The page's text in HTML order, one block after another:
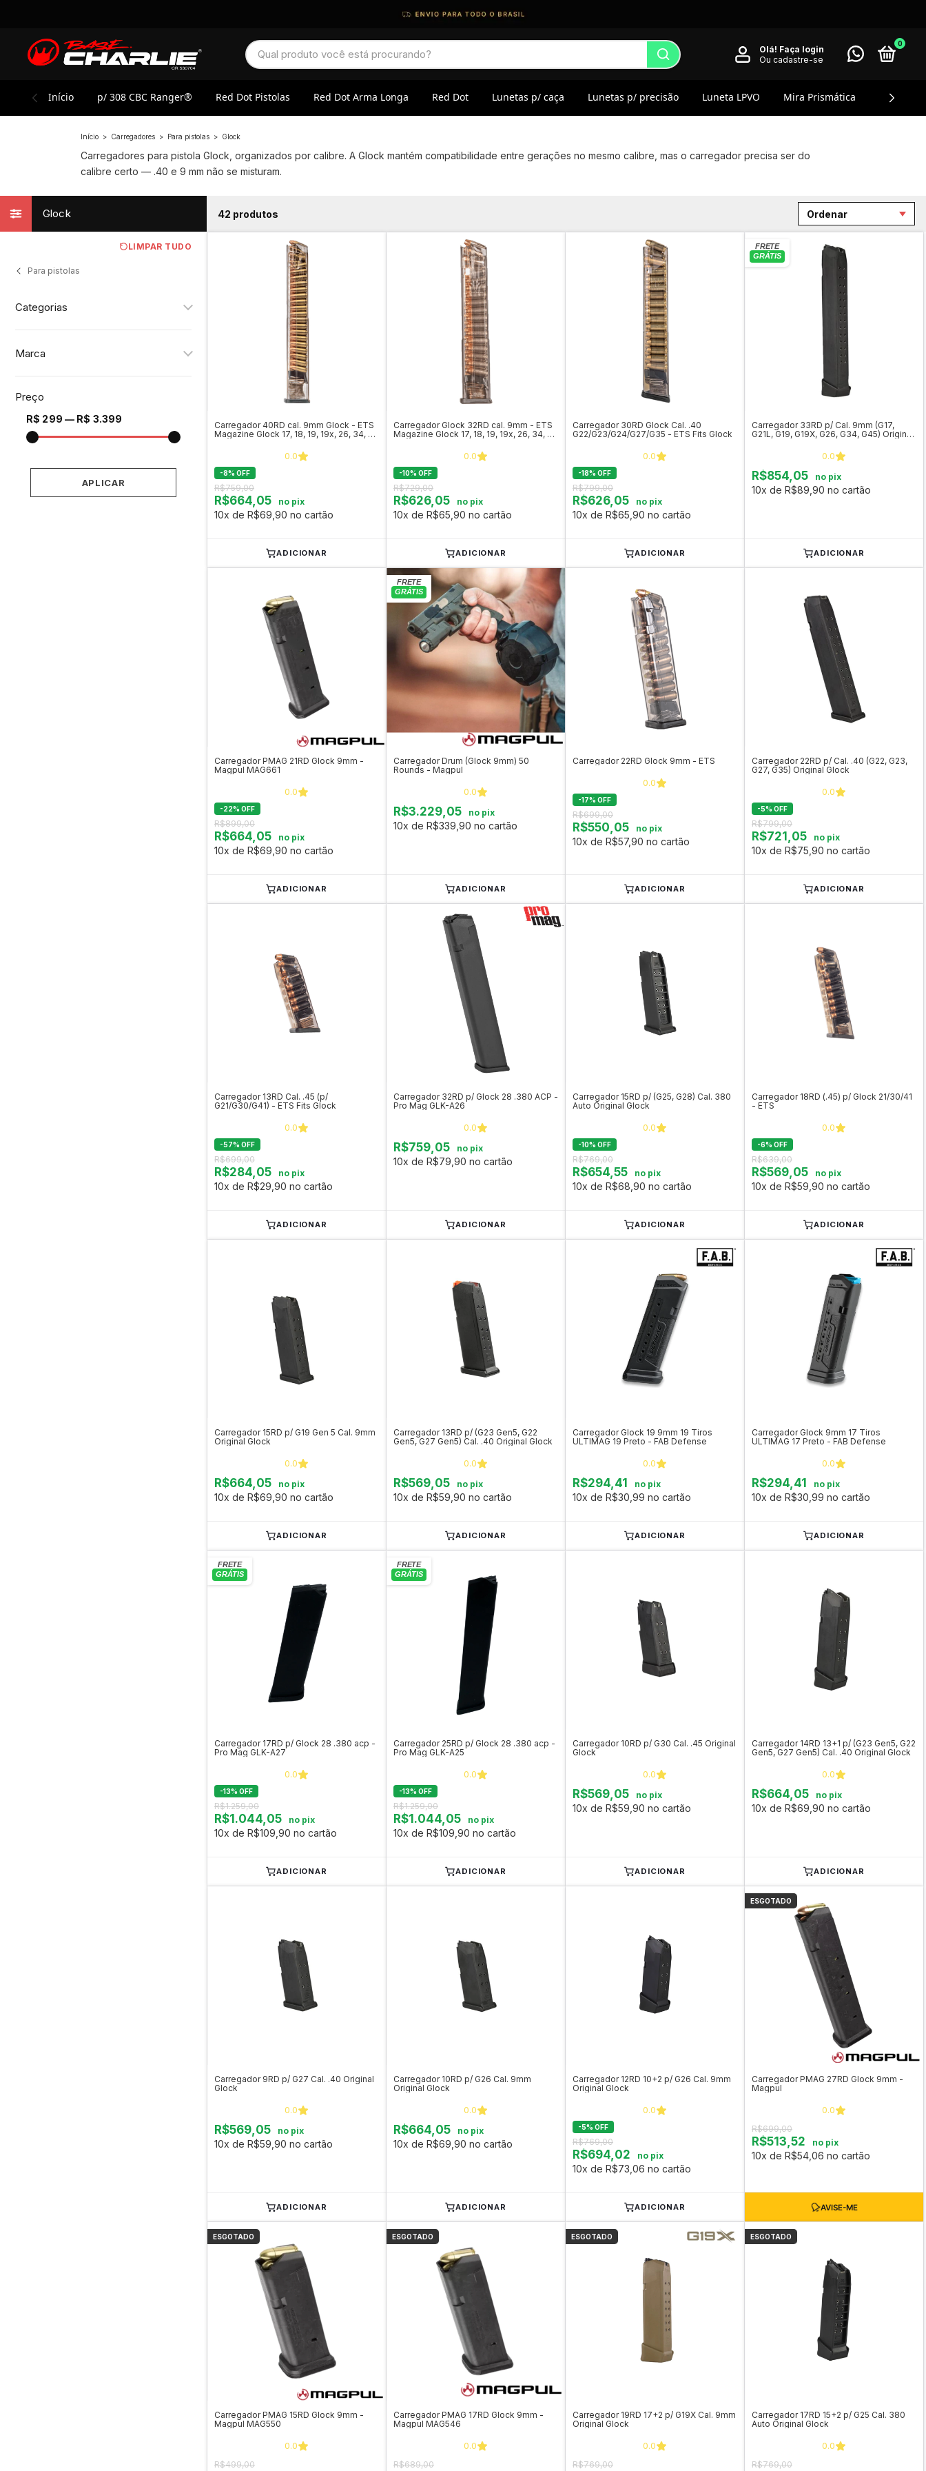
Olá! Faça login
Ou cadastre-se
0
Início p/ 308 CBC Ranger® Red Dot Pistolas Red Dot Arma Longa Red Dot Lunetas p/ caça Lunetas p/ precisão Luneta LPVO Mira Prismática Magnifier
Início > Carregadores > Para pistolas > Glock
Carregadores para pistola Glock, organizados por calibre. A Glock mantém compatibilidade entre gerações no mesmo calibre, mas o carregador precisa ser do
calibre certo — .40 e 9 mm não se misturam.
Glock
LIMPAR TUDO
Para pistolas
Categorias
Marca
Preço
R$ 299 — R$ 3.399
APLICAR
42 produtos Ordenar
Carregador 40RD cal. 9mm Glock - ETS
Magazine Glock 17, 18, 19, 19x, 26, 34, 45
0.0
-8% OFF
R$759,00
R$664,05 no pix
10x de R$69,90 no cartão
ADICIONAR
Carregador Glock 32RD cal. 9mm - ETS
Magazine Glock 17, 18, 19, 19x, 26, 34, 45
0.0
-10% OFF
R$729,00
R$626,05 no pix
10x de R$65,90 no cartão
ADICIONAR
Carregador 30RD Glock Cal. .40
G22/G23/G24/G27/G35 - ETS Fits Glock
0.0
-18% OFF
R$799,00
R$626,05 no pix
10x de R$65,90 no cartão
ADICIONAR
Carregador 33RD p/ Cal. 9mm (G17,
G21L, G19, G19X, G26, G34, G45) Original
0.0
R$854,05 no pix
10x de R$89,90 no cartão
ADICIONAR
Carregador PMAG 21RD Glock 9mm -
Magpul MAG661
0.0
-22% OFF
R$899,00
R$664,05 no pix
10x de R$69,90 no cartão
ADICIONAR
Carregador Drum (Glock 9mm) 50
Rounds - Magpul
0.0
R$3.229,05 no pix
10x de R$339,90 no cartão
ADICIONAR
Carregador 22RD Glock 9mm - ETS
0.0
-17% OFF
R$699,00
R$550,05 no pix
10x de R$57,90 no cartão
ADICIONAR
Carregador 22RD p/ Cal. .40 (G22, G23,
G27, G35) Original Glock
0.0
-5% OFF
R$799,00
R$721,05 no pix
10x de R$75,90 no cartão
ADICIONAR
Carregador 13RD Cal. .45 (p/
G21/G30/G41) - ETS Fits Glock
0.0
-57% OFF
R$699,00
R$284,05 no pix
10x de R$29,90 no cartão
ADICIONAR
Carregador 32RD p/ Glock 28 .380 ACP -
Pro Mag GLK-A26
0.0
R$759,05 no pix
10x de R$79,90 no cartão
ADICIONAR
Carregador 15RD p/ (G25, G28) Cal. 380
Auto Original Glock
0.0
-10% OFF
R$769,00
R$654,55 no pix
10x de R$68,90 no cartão
ADICIONAR
Carregador 18RD (.45) p/ Glock 21/30/41
- ETS
0.0
-6% OFF
R$639,00
R$569,05 no pix
10x de R$59,90 no cartão
ADICIONAR
Carregador 15RD p/ G19 Gen 5 Cal. 9mm
Original Glock
0.0
R$664,05 no pix
10x de R$69,90 no cartão
ADICIONAR
Carregador 13RD p/ (G23 Gen5, G22
Gen5, G27 Gen5) Cal. .40 Original Glock
0.0
R$569,05 no pix
10x de R$59,90 no cartão
ADICIONAR
Carregador Glock 19 9mm 19 Tiros
ULTIMAG 19 Preto - FAB Defense
0.0
R$294,41 no pix
10x de R$30,99 no cartão
ADICIONAR
Carregador Glock 9mm 17 Tiros
ULTIMAG 17 Preto - FAB Defense
0.0
R$294,41 no pix
10x de R$30,99 no cartão
ADICIONAR
Carregador 17RD p/ Glock 28 .380 acp -
Pro Mag GLK-A27
0.0
-13% OFF
R$1.259,00
R$1.044,05 no pix
10x de R$109,90 no cartão
ADICIONAR
Carregador 25RD p/ Glock 28 .380 acp -
Pro Mag GLK-A25
0.0
-13% OFF
R$1.259,00
R$1.044,05 no pix
10x de R$109,90 no cartão
ADICIONAR
Carregador 10RD p/ G30 Cal. .45 Original
Glock
0.0
R$569,05 no pix
10x de R$59,90 no cartão
ADICIONAR
Carregador 14RD 13+1 p/ (G23 Gen5, G22
Gen5, G27 Gen5) Cal. .40 Original Glock
0.0
R$664,05 no pix
10x de R$69,90 no cartão
ADICIONAR
Carregador 9RD p/ G27 Cal. .40 Original
Glock
0.0
R$569,05 no pix
10x de R$59,90 no cartão
ADICIONAR
Carregador 10RD p/ G26 Cal. 9mm
Original Glock
0.0
R$664,05 no pix
10x de R$69,90 no cartão
ADICIONAR
Carregador 12RD 10+2 p/ G26 Cal. 9mm
Original Glock
0.0
-5% OFF
R$769,00
R$694,02 no pix
10x de R$73,06 no cartão
ADICIONAR
ESGOTADO
Carregador PMAG 27RD Glock 9mm -
Magpul
0.0
R$699,00
R$513,52 no pix
10x de R$54,06 no cartão
ESGOTADO
Carregador PMAG 15RD Glock 9mm -
Magpul MAG550
0.0
R$499,00
ESGOTADO
Carregador PMAG 17RD Glock 9mm -
Magpul MAG546
0.0
R$689,00
ESGOTADO
Carregador 19RD 17+2 p/ G19X Cal. 9mm
Original Glock
0.0
R$769,00
ESGOTADO
Carregador 17RD 15+2 p/ G25 Cal. 380
Auto Original Glock
0.0
R$769,00